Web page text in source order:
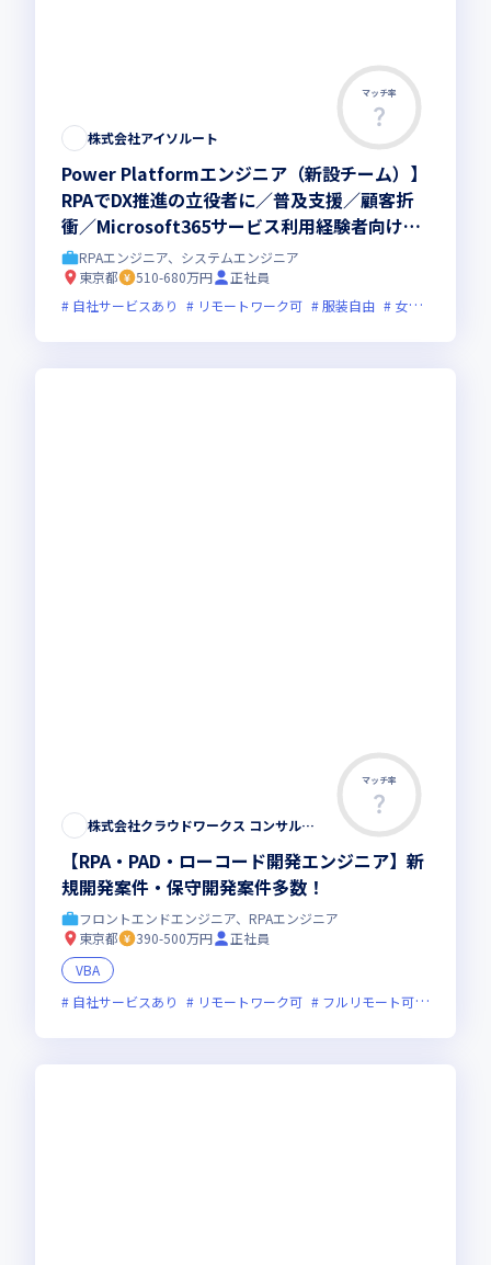
マッチ率
株式会社アイソルート
Power Platformエンジニア（新設チーム）】
RPAでDX推進の立役者に／普及支援／顧客折
衝／Microsoft365サービス利用経験者向け／
OpenWorkスコア上位1%の独立系クラウドSI
企業
RPAエンジニア、システムエンジニア
東京都
510-680万円
正社員
自社サービスあり
リモートワーク可 服装自由 女性エンジニアが活躍中
マッチ率
株式会社クラウドワークス コンサルティング
【RPA・PAD・ローコード開発エンジニア】新
規開発案件・保守開発案件多数！
フロントエンドエンジニア、RPAエンジニア
東京都
390-500万円
正社員
VBA
自社サービスあり
リモートワーク可 フルリモート可